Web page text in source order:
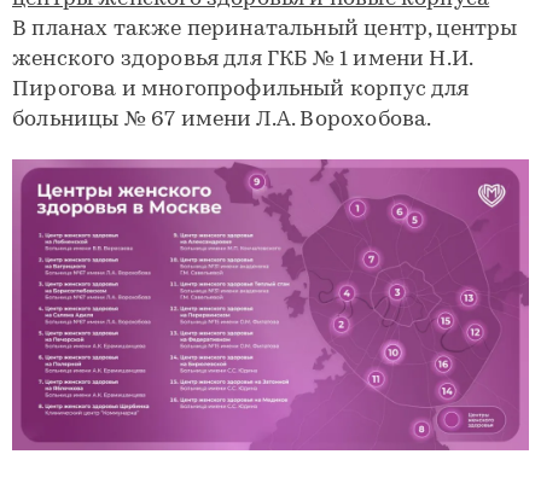
В планах также перинатальный центр, центры
женского здоровья для ГКБ № 1 имени Н.И.
Пирогова и многопрофильный корпус для
больницы № 67 имени Л.А. Ворохобова.